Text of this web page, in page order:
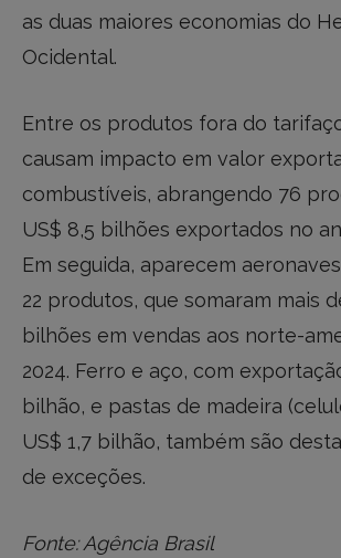
as duas maiores economias do
Ocidental.
Entre os produtos fora do
causam impacto em valor
combustíveis, abrangendo 76
US$ 8,5 bilhões exportados no
Em seguida, aparecem
22 produtos, que somaram mais
bilhões em vendas aos norte-
2024. Ferro e aço, com
bilhão, e pastas de madeira
US$ 1,7 bilhão, também são
de exceções.
Fonte: Agência Brasil